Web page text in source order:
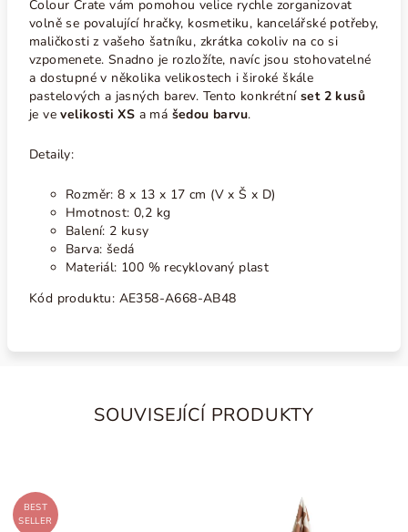
Colour Crate vám pomohou velice rychle zorganizovat
volně se povalující hračky, kosmetiku, kancelářské potřeby,
maličkosti z vašeho šatníku, zkrátka cokoliv na co si
vzpomenete. Snadno je rozložíte, navíc jsou stohovatelné
a dostupné v několika velikostech i široké škále
pastelových a jasných barev. Tento konkrétní set 2 kusů
je vevelikosti XS a má šedou barvu.
Detaily:
Rozměr: 8 x 13 x 17 cm (V x Š x D)
Hmotnost: 0,2 kg
Balení: 2 kusy
Barva: šedá
Materiál: 100 % recyklovaný plast
Kód produktu: AE358-A668-AB48
SOUVISEJÍCÍ PRODUKTY
BEST
SELLER